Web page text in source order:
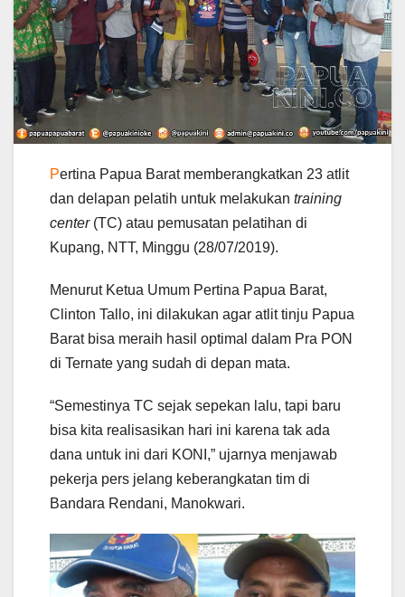
Pertina Papua Barat memberangkatkan 23 atlit
dan delapan pelatih untuk melakukan training
center(TC) atau pemusatan pelatihan di
Kupang, NTT, Minggu (28/07/2019).
Menurut Ketua Umum Pertina Papua Barat,
Clinton Tallo, ini dilakukan agar atlit tinju Papua
Barat bisa meraih hasil optimal dalam Pra PON
di Ternate yang sudah di depan mata.
“Semestinya TC sejak sepekan lalu, tapi baru
bisa kita realisasikan hari ini karena tak ada
dana untuk ini dari KONI,” ujarnya menjawab
pekerja pers jelang keberangkatan tim di
Bandara Rendani, Manokwari.